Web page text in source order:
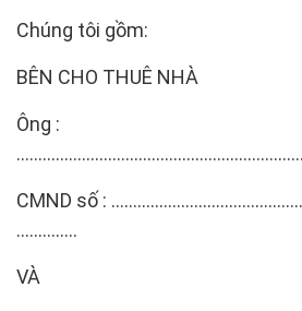
Chúng tôi gồm:
BÊN CHO THUÊ NHÀ
Ông :
CMND số :
…………..
VÀ